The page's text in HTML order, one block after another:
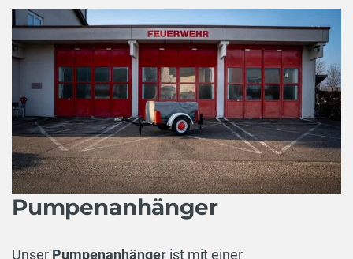
Pumpenanhänger
Unser Pumpenanhänger ist mit einer